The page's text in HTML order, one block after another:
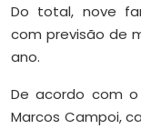
Do total, nove
com previsão de
ano.
De acordo com o
Marcos Campoi,